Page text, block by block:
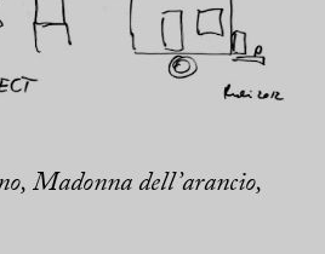
Madonna dell’arancio,